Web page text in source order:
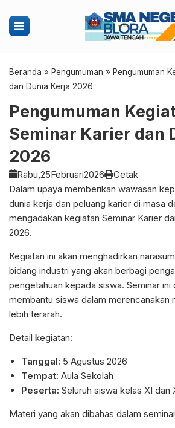
Beranda » Pengumuman » Pengumuman
dan Dunia Kerja 2026
Pengumuman
Seminar Karier dan
2026
Rabu, 25Februari2026
Cetak
Dalam upaya memberikan wawasan
dunia kerja dan peluang karier di masa
mengadakan kegiatan Seminar Karier
2026.
Kegiatan ini akan menghadirkan
bidang industri yang akan berbagi
pengetahuan kepada siswa. Seminar ini
membantu siswa dalam merencanakan
lebih terarah.
Detail kegiatan:
Tanggal: 5 Agustus 2026
Tempat: Aula Sekolah
Peserta: Seluruh siswa kelas XI dan
Materi yang akan dibahas dalam